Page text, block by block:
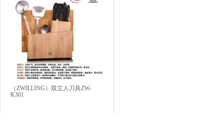
（ZWILLING）双立人刀具ZW-
K301